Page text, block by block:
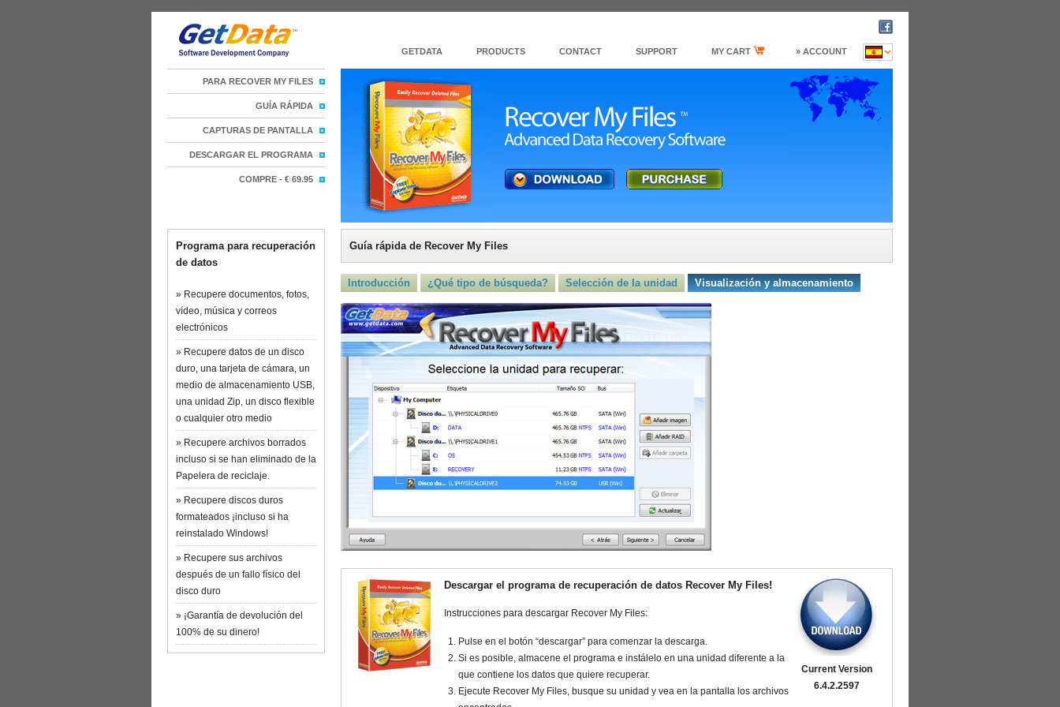
Guía rápida de Recover My Files
Introducción ¿Qué tipo de búsqueda? Selección de la unidad Visualización y almacenamiento
Current Version
6.4.2.2597
Descargar el programa de recuperación de datos Recover My Files!
Instrucciones para descargar Recover My Files:
Pulse en el botón “descargar” para comenzar la descarga.
Si es posible, almacene el programa e instálelo en una unidad diferente a la
que contiene los datos que quiere recuperar.
Ejecute Recover My Files, busque su unidad y vea en la pantalla los archivos
Programa para recuperación
de datos
» Recupere documentos, fotos,
vídeo, música y correos
electrónicos
» Recupere datos de un disco
duro, una tarjeta de cámara, un
medio de almacenamiento USB,
una unidad Zip, un disco flexible
o cualquier otro medio
» Recupere archivos borrados
incluso si se han eliminado de la
Papelera de reciclaje.
» Recupere discos duros
formateados ¡incluso si ha
reinstalado Windows!
» Recupere sus archivos
después de un fallo físico del
disco duro
» ¡Garantía de devolución del
100% de su dinero!
GETDATA PRODUCTS CONTACT SUPPORT MY CART » ACCOUNT
PARA RECOVER MY FILES
GUÍA RÁPIDA
CAPTURAS DE PANTALLA
DESCARGAR EL PROGRAMA
COMPRE - € 69.95